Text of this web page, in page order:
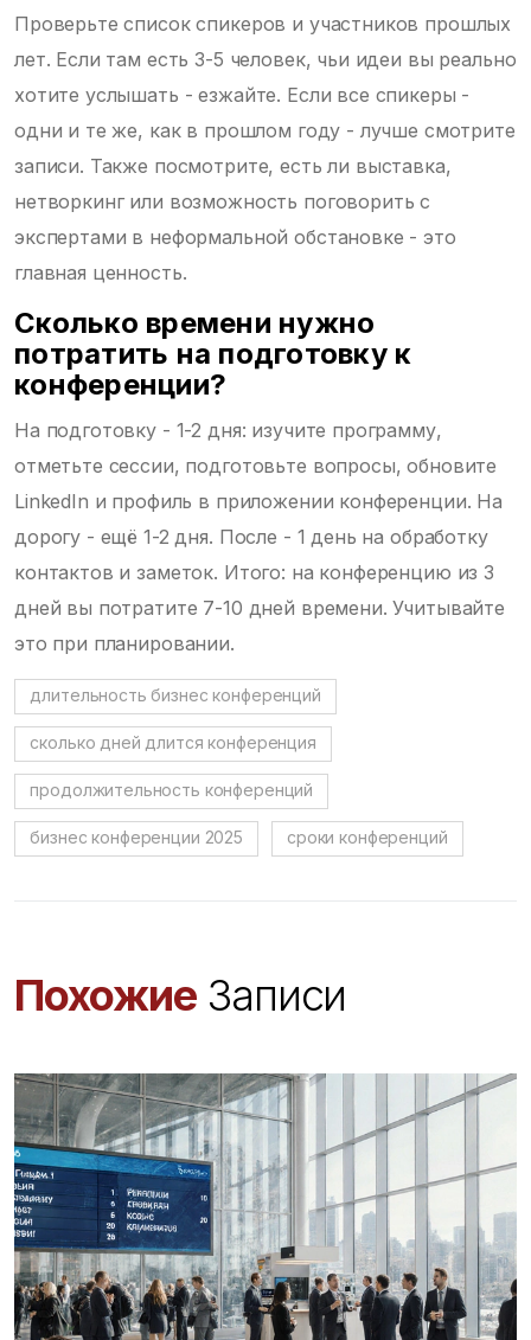
Проверьте список спикеров и участников прошлых
лет. Если там есть 3-5 человек, чьи идеи вы реально
хотите услышать - езжайте. Если все спикеры -
одни и те же, как в прошлом году - лучше смотрите
записи. Также посмотрите, есть ли выставка,
нетворкинг или возможность поговорить с
экспертами в неформальной обстановке - это
главная ценность.
Сколько времени нужно
потратить на подготовку к
конференции?
На подготовку - 1-2 дня: изучите программу,
отметьте сессии, подготовьте вопросы, обновите
LinkedIn и профиль в приложении конференции. На
дорогу - ещё 1-2 дня. После - 1 день на обработку
контактов и заметок. Итого: на конференцию из 3
дней вы потратите 7-10 дней времени. Учитывайте
это при планировании.
длительность бизнес конференций
сколько дней длится конференция
продолжительность конференций
бизнес конференции 2025 сроки конференций
ПохожиеЗаписи